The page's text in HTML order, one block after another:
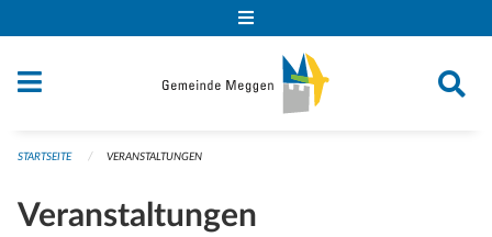
STARTSEITE VERANSTALTUNGEN
Veranstaltungen